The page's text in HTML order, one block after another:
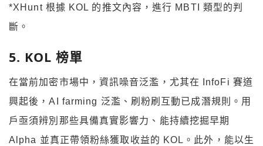
*XHunt 根據 KOL 的推文內容，進行 MBTI 類型的判
斷。
5. KOL 榜單
在當前加密市場中，資訊噪音泛濫，尤其在 InfoFi 賽道
興起後，AI farming 泛濫、刷粉刷互動已成潛規則。用
戶亟須辨別那些具備真實影響力、能持續挖掘早期
Alpha 並真正帶領粉絲獲取收益的 KOL。此外，能以生